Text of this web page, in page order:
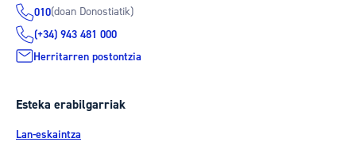
010(doan Donostiatik)
(+34) 943 481 000
Herritarren postontzia
Esteka erabilgarriak
Lan-eskaintza